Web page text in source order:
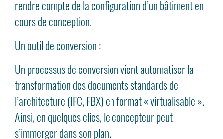
rendre compte de la configuration d’un bâtiment en
cours de conception.
Un outil de conversion :
Un processus de conversion vient automatiser la
transformation des documents standards de
l’architecture (IFC, FBX) en format « virtualisable ».
Ainsi, en quelques clics, le concepteur peut
s’immerger dans son plan.